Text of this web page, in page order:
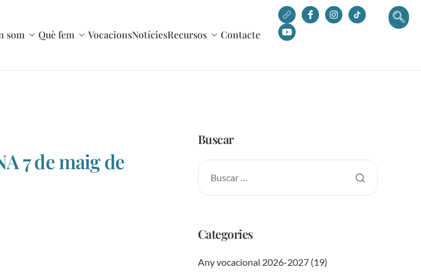
som Què fem VocacionsNotíciesRecursos Contacte
7 de maig de
Buscar
Categories
Any vocacional 2026-2027 (19)